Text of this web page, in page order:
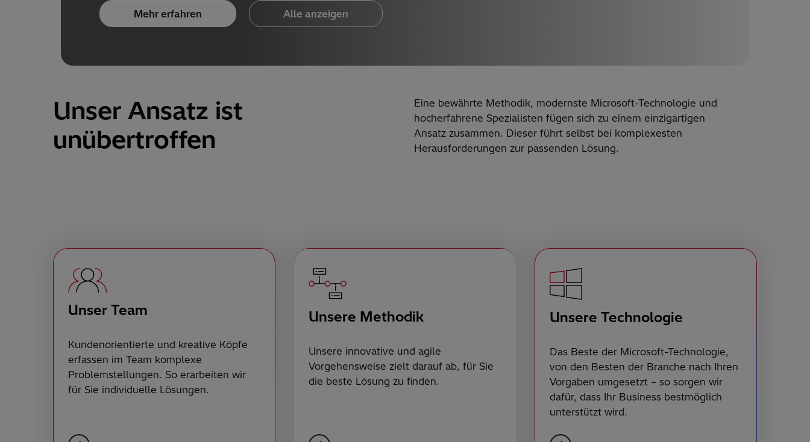
Mehr erfahren Alle anzeigen
Unser Ansatz ist
unübertroffen
Eine bewährte Methodik, modernste Microsoft-Technologie und
hocherfahrene Spezialisten fügen sich zu einem einzigartigen
Ansatz zusammen. Dieser führt selbst bei komplexesten
Herausforderungen zur passenden Lösung.
Unser Team
Kundenorientierte und kreative Köpfe
erfassen im Team komplexe
Problemstellungen. So erarbeiten wir
für Sie individuelle Lösungen.
Unsere Methodik
Unsere innovative und agile
Vorgehensweise zielt darauf ab, für Sie
die beste Lösung zu finden.
Unsere Technologie
Das Beste der Microsoft-Technologie,
von den Besten der Branche nach Ihren
Vorgaben umgesetzt – so sorgen wir
dafür, dass Ihr Business bestmöglich
unterstützt wird.